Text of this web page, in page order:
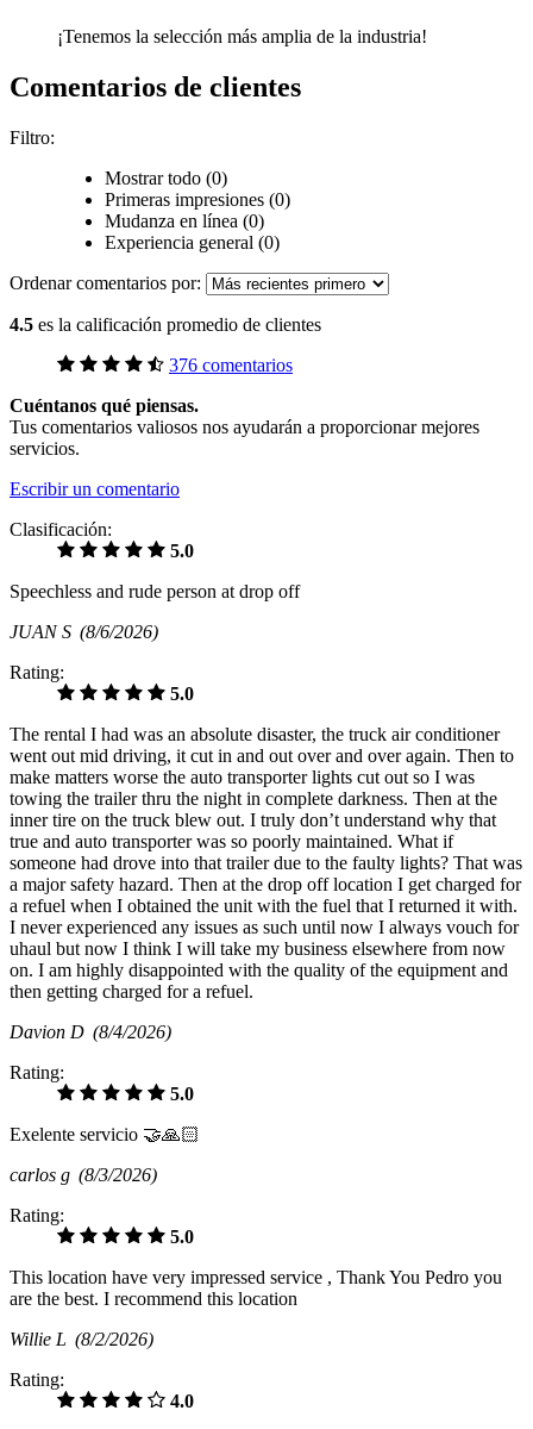
¡Tenemos la selección más amplia de la industria!
Comentarios de clientes
Filtro:
Mostrar todo (0)
Primeras impresiones (0)
Mudanza en línea (0)
Experiencia general (0)
Ordenar comentarios por:
4.5 es la calificación promedio de clientes
376 comentarios
Cuéntanos qué piensas.
Tus comentarios valiosos nos ayudarán a proporcionar mejores
servicios.
Escribir un comentario
Clasificación:
5.0
Speechless and rude person at drop off
JUAN S (8/6/2026)
Rating:
5.0
The rental I had was an absolute disaster, the truck air conditioner
went out mid driving, it cut in and out over and over again. Then to
make matters worse the auto transporter lights cut out so I was
towing the trailer thru the night in complete darkness. Then at the
inner tire on the truck blew out. I truly don’t understand why that
true and auto transporter was so poorly maintained. What if
someone had drove into that trailer due to the faulty lights? That was
a major safety hazard. Then at the drop off location I get charged for
a refuel when I obtained the unit with the fuel that I returned it with.
I never experienced any issues as such until now I always vouch for
uhaul but now I think I will take my business elsewhere from now
on. I am highly disappointed with the quality of the equipment and
then getting charged for a refuel.
Davion D (8/4/2026)
Rating:
5.0
Exelente servicio 🤝🙏🏻
carlos g (8/3/2026)
Rating:
5.0
This location have very impressed service , Thank You Pedro you
are the best. I recommend this location
Willie L (8/2/2026)
Rating:
4.0